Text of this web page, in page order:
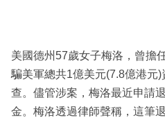
區
美國德州57歲女子梅洛，曾擔
騙美軍總共1億美元(7.8億港元
查。儘管涉案，梅洛最近申請
金。梅洛透過律師聲稱，這筆